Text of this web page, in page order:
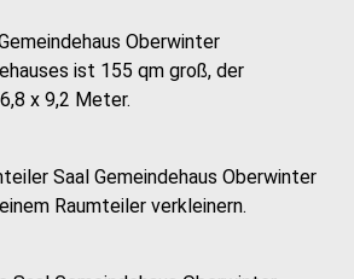
ist 155 qm groß, der
x 9,2 Meter.
Raumteiler verkleinern.